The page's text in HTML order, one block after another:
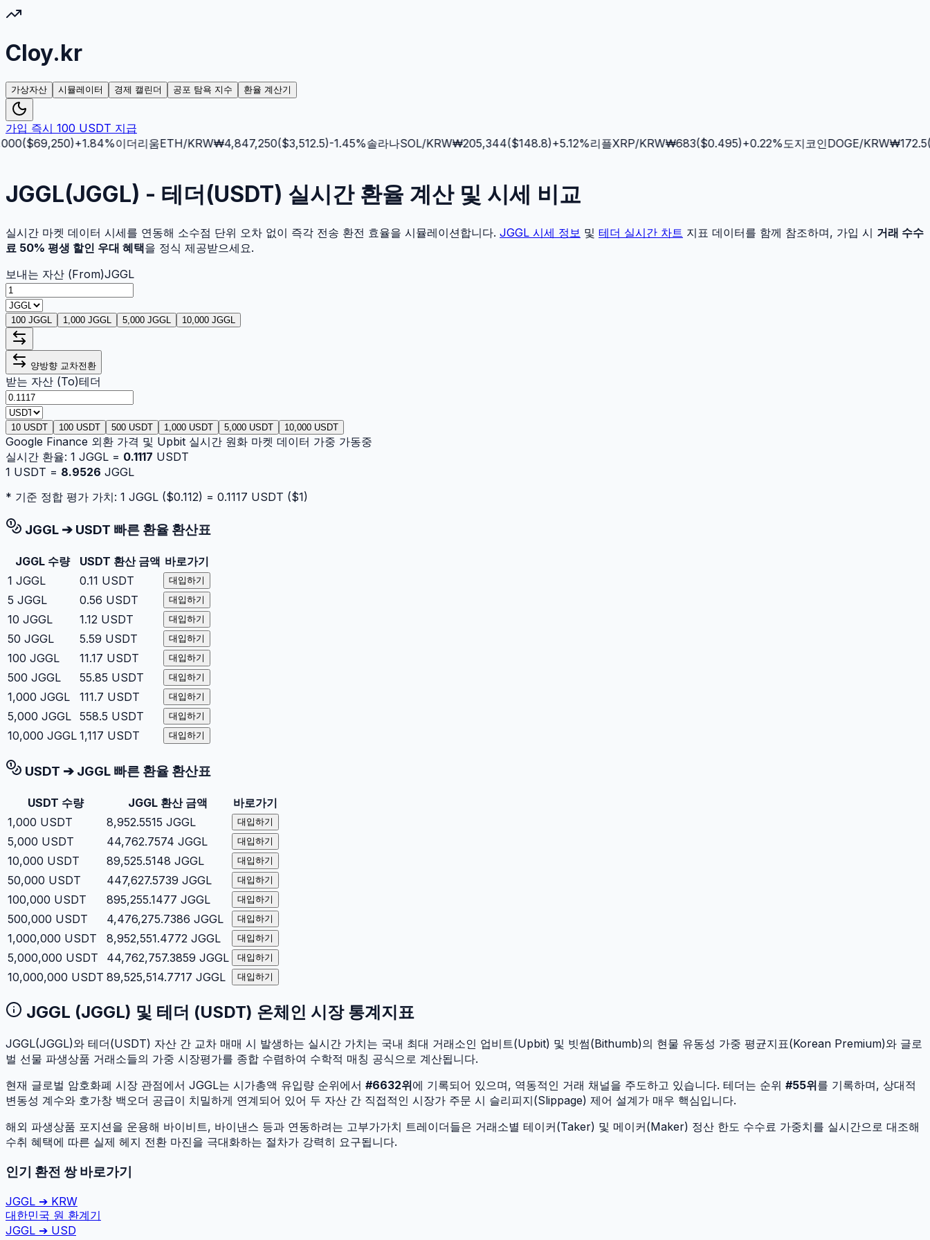
Cloy.kr
가상자산 시뮬레이터 경제 캘린더 공포 탐욕 지수 환율 계산기
가입 즉시 100 USDT 지급
($69,250)+1.84%이더리움ETH/KRW₩4,847,250($3,512.5)-1.45%솔라나SOL/KRW₩205,344($148.8)+5.12%리플XRP/KRW₩683($0.495)+0.22%도지코인DOGE/KRW₩172.5($
JGGL(JGGL) - 테더(USDT) 실시간 환율 계산 및 시세 비교
실시간 마켓 데이터 시세를 연동해 소수점 단위 오차 없이 즉각 전송 환전 효율을 시뮬레이션합니다. JGGL 시세 정보 및 테더 실시간 차트 지표 데이터를 함께 참조하며, 가입 시 거래 수수
료 50% 평생 할인 우대 혜택을 정식 제공받으세요.
보내는 자산 (From)JGGL
100 JGGL 1,000 JGGL 5,000 JGGL 10,000 JGGL
양방향 교차전환
받는 자산 (To)테더
10 USDT 100 USDT 500 USDT 1,000 USDT 5,000 USDT 10,000 USDT
Google Finance 외환 가격 및 Upbit 실시간 원화 마켓 데이터 가중 가동중
실시간 환율: 1 JGGL = 0.1117 USDT
1 USDT = 8.9526 JGGL
* 기준 정합 평가 가치: 1 JGGL ($0.112) = 0.1117 USDT ($1)
JGGL ➔ USDT 빠른 환율 환산표
JGGL수량 USDT 환산 금액 바로가기
1 JGGL 0.11 USDT 대입하기
5 JGGL 0.56 USDT 대입하기
10 JGGL 1.12 USDT 대입하기
50 JGGL 5.59 USDT 대입하기
100 JGGL 11.17 USDT 대입하기
500 JGGL 55.85 USDT 대입하기
1,000 JGGL 111.7 USDT 대입하기
5,000 JGGL 558.5 USDT 대입하기
10,000 JGGL 1,117 USDT 대입하기
USDT ➔ JGGL 빠른 환율 환산표
USDT 수량 JGGL 환산 금액
바로가기
1,000 USDT 8,952.5515 JGGL 대입하기
5,000 USDT 44,762.7574 JGGL 대입하기
10,000 USDT 89,525.5148 JGGL 대입하기
50,000 USDT 447,627.5739 JGGL 대입하기
100,000 USDT 895,255.1477 JGGL 대입하기
500,000 USDT 4,476,275.7386 JGGL 대입하기
1,000,000 USDT 8,952,551.4772 JGGL 대입하기
5,000,000 USDT 44,762,757.3859 JGGL 대입하기
10,000,000 USDT 89,525,514.7717 JGGL 대입하기
JGGL (JGGL) 및 테더 (USDT) 온체인 시장 통계지표
JGGL(JGGL)와 테더(USDT) 자산 간 교차 매매 시 발생하는 실시간 가치는 국내 최대 거래소인 업비트(Upbit) 및 빗썸(Bithumb)의 현물 유동성 가중 평균지표(Korean Premium)와 글로
벌 선물 파생상품 거래소들의 가중 시장평가를 종합 수렴하여 수학적 매칭 공식으로 계산됩니다.
현재 글로벌 암호화폐 시장 관점에서 JGGL는 시가총액 유입량 순위에서 #6632위에 기록되어 있으며, 역동적인 거래 채널을 주도하고 있습니다. 테더는 순위 #55위를 기록하며, 상대적
변동성 계수와 호가창 백오더 공급이 치밀하게 연계되어 있어 두 자산 간 직접적인 시장가 주문 시 슬리피지(Slippage) 제어 설계가 매우 핵심입니다.
해외 파생상품 포지션을 운용해 바이비트, 바이낸스 등과 연동하려는 고부가가치 트레이더들은 거래소별 테이커(Taker) 및 메이커(Maker) 정산 한도 수수료 가중치를 실시간으로 대조해
수취 혜택에 따른 실제 헤지 전환 마진을 극대화하는 절차가 강력히 요구됩니다.
인기 환전 쌍 바로가기
JGGL ➔ KRW
대한민국 원 환계기
JGGL ➔ USD